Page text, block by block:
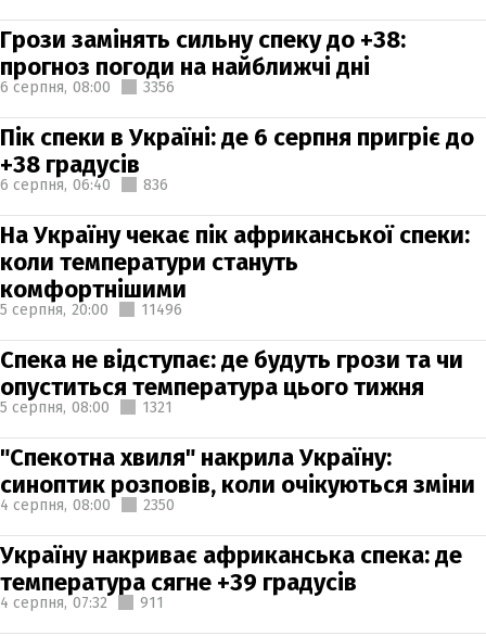
Грози замінять сильну спеку до +38:
прогноз погоди на найближчі дні
6 серпня, 08:00 3356
Пік спеки в Україні: де 6 серпня пригріє до
+38 градусів
6 серпня, 06:40 836
На Україну чекає пік африканської спеки:
коли температури стануть
комфортнішими
5 серпня, 20:00 11496
Спека не відступає: де будуть грози та чи
опуститься температура цього тижня
5 серпня, 08:00 1321
"Спекотна хвиля" накрила Україну:
синоптик розповів, коли очікуються зміни
4 серпня, 08:00 2350
Україну накриває африканська спека: де
температура сягне +39 градусів
4 серпня, 07:32 911